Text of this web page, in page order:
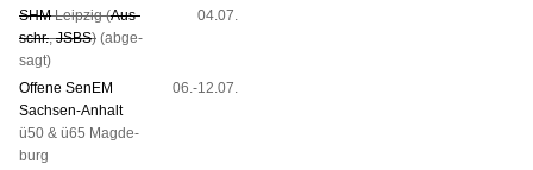
SHMLeip­zig (Aus­
schr.,JSBS) (ab­ge­
sagt)
04.07.
Offene SenEM
Sach­sen-An­halt
ü50 & ü65 Mag­de­
burg
06.-12.07.